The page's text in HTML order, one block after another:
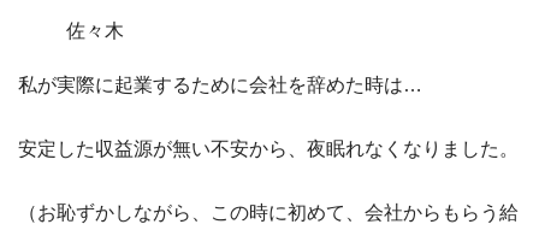
佐々木
私が実際に起業するために会社を辞めた時は…
安定した収益源が無い不安から、夜眠れなくなりました。
（お恥ずかしながら、この時に初めて、会社からもらう給